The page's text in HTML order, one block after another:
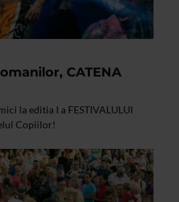
CATENA
la editia I a FESTIVALULUI
Copiilor!